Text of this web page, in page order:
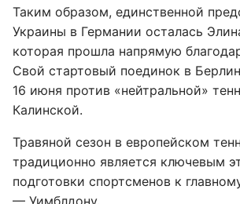
Таким образом, единственной
Украины в Германии осталась
которая прошла напрямую
Свой стартовый поединок в
16 июня против «нейтральной»
Калинской.
Травяной сезон в европейском
традиционно является ключевым
подготовки спортсменов к
— Уимблдону.